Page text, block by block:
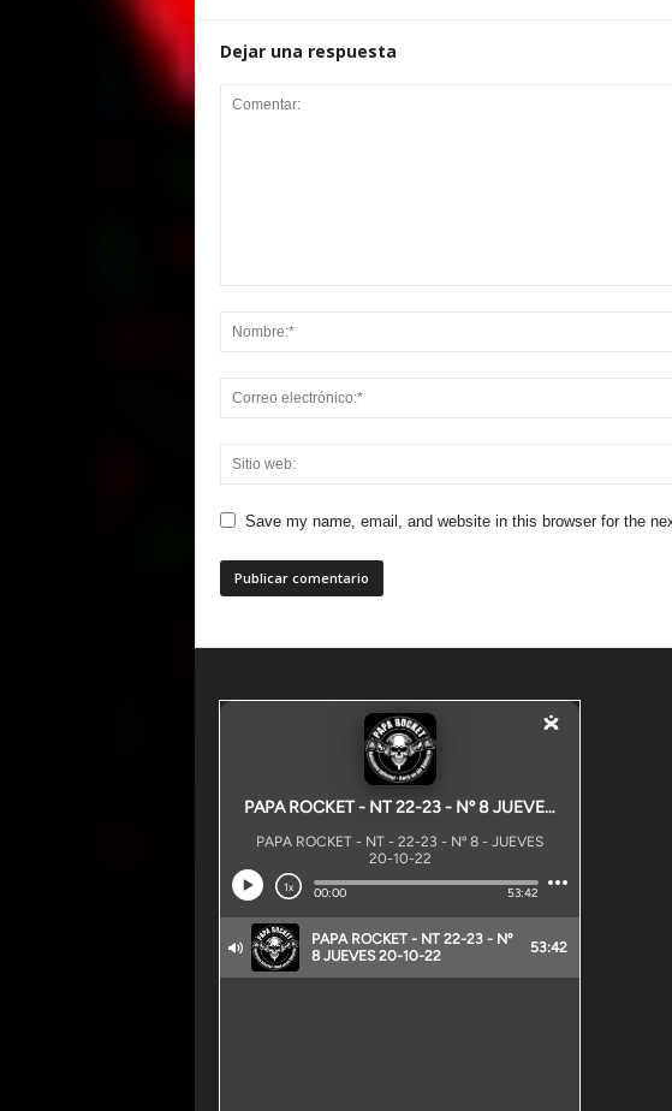
Dejar una respuesta
Save my name, email, and website in this browser for the